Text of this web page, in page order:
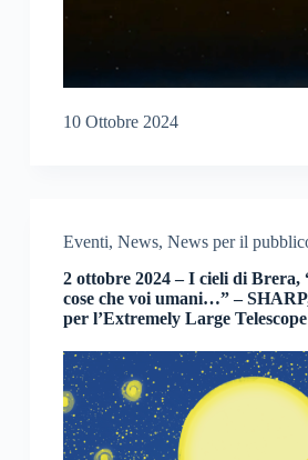
10 Ottobre 2024
Eventi, News, News per il
2 ottobre 2024 – I cieli di Brera,
cose che voi umani…” –
per l’Extremely Large Telescope